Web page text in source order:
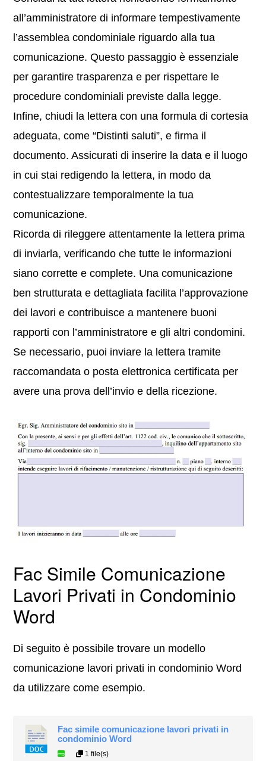
all’amministratore di informare tempestivamente
l’assemblea condominiale riguardo alla tua
comunicazione. Questo passaggio è essenziale
per garantire trasparenza e per rispettare le
procedure condominiali previste dalla legge.
Infine, chiudi la lettera con una formula di cortesia
adeguata, come “Distinti saluti”, e firma il
documento. Assicurati di inserire la data e il luogo
in cui stai redigendo la lettera, in modo da
contestualizzare temporalmente la tua
comunicazione.
Ricorda di rileggere attentamente la lettera prima
di inviarla, verificando che tutte le informazioni
siano corrette e complete. Una comunicazione
ben strutturata e dettagliata facilita l’approvazione
dei lavori e contribuisce a mantenere buoni
rapporti con l’amministratore e gli altri condomini.
Se necessario, puoi inviare la lettera tramite
raccomandata o posta elettronica certificata per
avere una prova dell’invio e della ricezione.
Fac Simile Comunicazione
Lavori Privati in Condominio
Word
Di seguito è possibile trovare un modello
comunicazione lavori privati in condominio Word
da utilizzare come esempio.
Fac simile comunicazione lavori privati in
condominio Word
1 file(s)